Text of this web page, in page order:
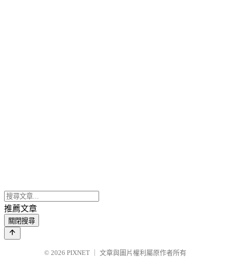
推薦文章
關閉搜尋
© 2026 PIXNET
文章與圖片權利屬原作者所有